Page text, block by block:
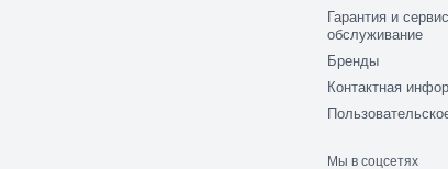
Гарантия и
обслуживание
Бренды
Контактная
Мы в соцсетях